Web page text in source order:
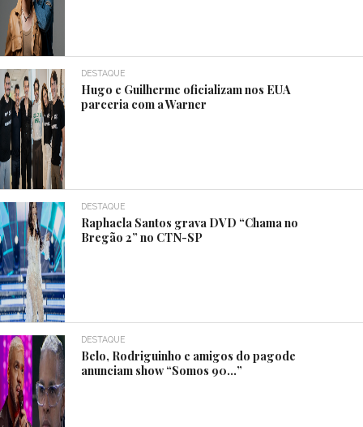
DESTAQUE
Hugo e Guilherme oficializam nos EUA
parceria com a Warner
DESTAQUE
Raphaela Santos grava DVD “Chama no
Bregão 2” no CTN-SP
DESTAQUE
Belo, Rodriguinho e amigos do pagode
anunciam show “Somos 90…”